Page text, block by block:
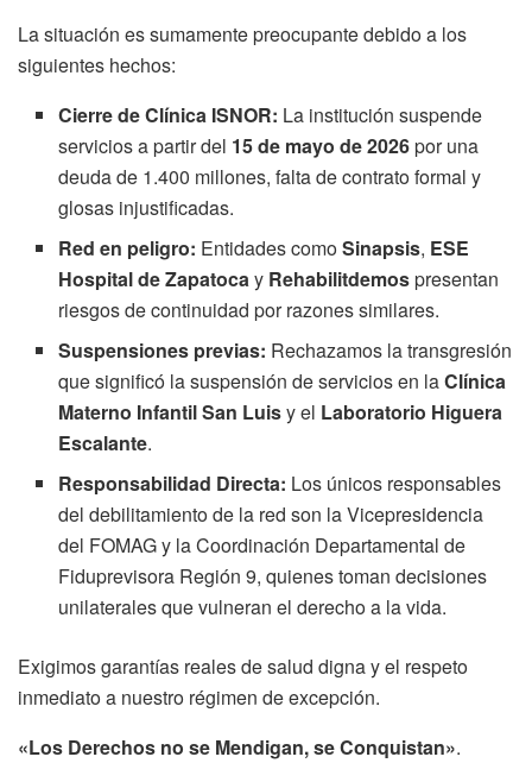
La situación es sumamente preocupante debido a los
siguientes hechos:
Cierre de Clínica ISNOR: La institución suspende
servicios a partir del 15 de mayo de 2026por una
deuda de 1.400 millones, falta de contrato formal y
glosas injustificadas.
Red en peligro: Entidades comoSinapsis, ESE
Hospital de Zapatocay Rehabilitdemospresentan
riesgos de continuidad por razones similares.
Suspensiones previas: Rechazamos la transgresión
que significó la suspensión de servicios en laClínica
Materno Infantil San Luisy el Laboratorio Higuera
Escalante.
Responsabilidad Directa: Los únicos responsables
del debilitamiento de la red son la Vicepresidencia
del FOMAG y la Coordinación Departamental de
Fiduprevisora Región 9, quienes toman decisiones
unilaterales que vulneran el derecho a la vida.
Exigimos garantías reales de salud digna y el respeto
inmediato a nuestro régimen de excepción.
«Los Derechos no se Mendigan, se Conquistan».